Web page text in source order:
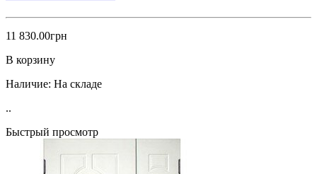
11 830.00грн
В корзину
Наличие: На складе
..
Быстрый просмотр